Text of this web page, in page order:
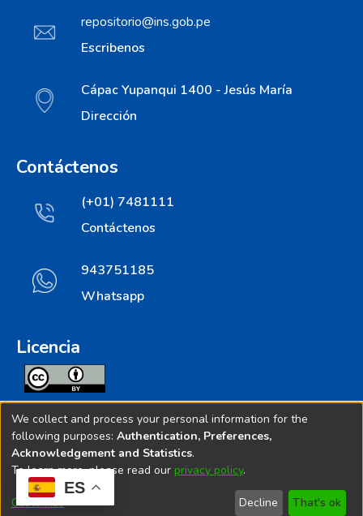
ES
repositorio@ins.gob.pe
Escribenos
Cápac Yupanqui 1400 - Jesús María
Dirección
Contáctenos
(+01) 7481111
Contáctenos
943751185
Whatsapp
Licencia
Todos los contenidos de repositorio.ins.gob.pe estan
licenciados bajo
Creative Commoms License
© 2025. Instituto Nacional de Salud - Implementado por
We collect and process your personal information for the
following purposes: Authentication, Preferences,
Acknowledgement and Statistics.
To learn more, please read our privacy policy.
Customize Decline That's ok